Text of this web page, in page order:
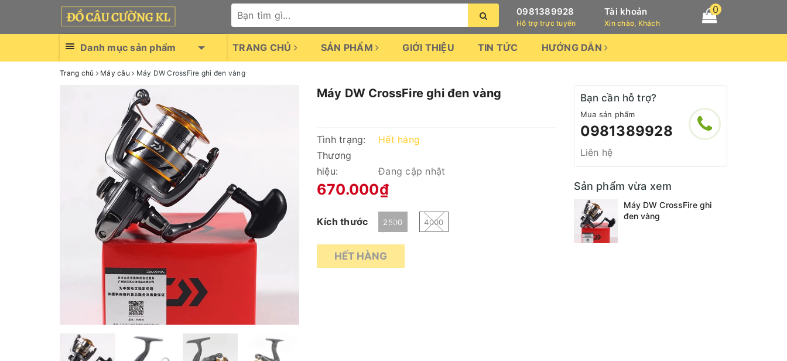
0981389928
Hỗ trợ trực tuyến
Tài khoản
Xin chào, Khách
0
Danh mục sản phẩm TRANG CHỦ SẢN PHẨM GIỚI THIỆU TIN TỨC HƯỚNG DẪN
Trang chủ Máy câu Máy DW CrossFire ghi đen vàng
Máy DW CrossFire ghi đen vàng
Tình trạng:
Hết hàng
Thương
hiệu:
Đang cập nhật
670.000₫
Kích thước 2500 4000
HẾT HÀNG
Bạn cần hỗ trợ?
Mua sản phẩm
0981389928
Liên hệ
Sản phẩm vừa xem
Máy DW CrossFire ghi
đen vàng